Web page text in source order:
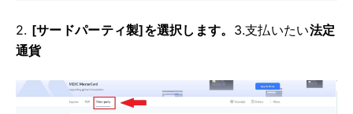
2. [サードパーティ製]を選択します。 3.支払いたい法定
通貨